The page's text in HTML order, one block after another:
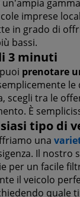
imprese
in grado di
bassi.
3 minuti
prenotare
scegli tra le
È
tipo di
una
Il nostro
per un facile
il veicolo
quale